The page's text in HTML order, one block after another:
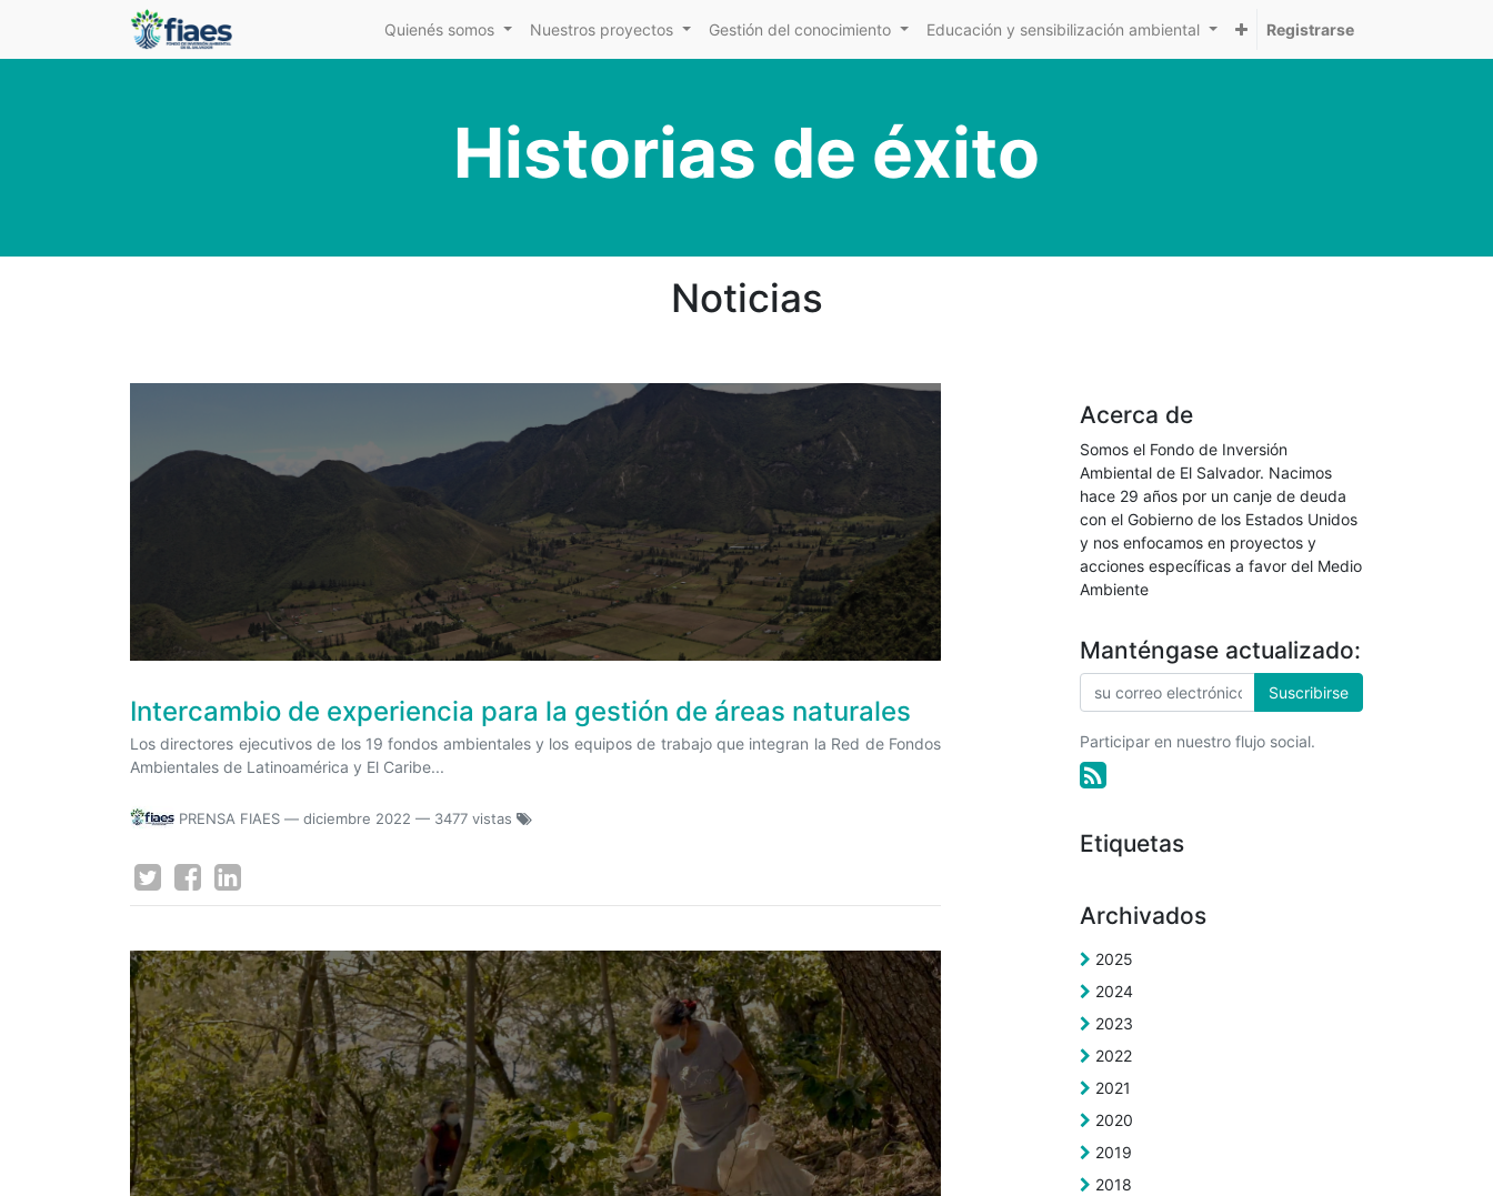
Quienés somos Nuestros proyectos Gestión del conocimiento Educación y sensibilización ambiental Registrarse
Historias de éxito
Noticias
Intercambio de experiencia para la gestión de áreas naturales
Los directores ejecutivos de los 19 fondos ambientales y los equipos de trabajo que integran la Red de Fondos
Ambientales de Latinoamérica y El Caribe...
PRENSA FIAES — diciembre 2022 — 3477 vistas
Acerca de
Somos el Fondo de Inversión
Ambiental de El Salvador. Nacimos
hace 29 años por un canje de deuda
con el Gobierno de los Estados Unidos
y nos enfocamos en proyectos y
acciones específicas a favor del Medio
Ambiente
Manténgase actualizado:
Suscribirse
Participar en nuestro flujo social.
Etiquetas
Archivados
2025
2024
2023
2022
2021
2020
2019
2018